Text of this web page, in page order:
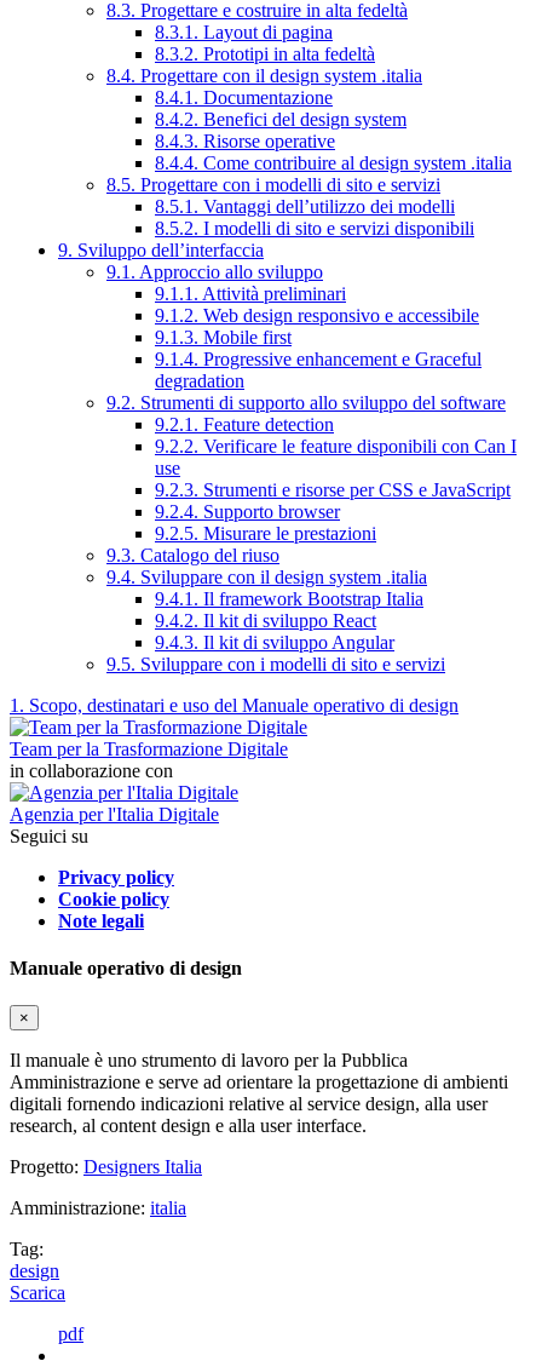
8.3. Progettare e costruire in alta fedeltà
8.3.1. Layout di pagina
8.3.2. Prototipi in alta fedeltà
8.4. Progettare con il design system .italia
8.4.1. Documentazione
8.4.2. Benefici del design system
8.4.3. Risorse operative
8.4.4. Come contribuire al design system .italia
8.5. Progettare con i modelli di sito e servizi
8.5.1. Vantaggi dell’utilizzo dei modelli
8.5.2. I modelli di sito e servizi disponibili
9. Sviluppo dell’interfaccia
9.1. Approccio allo sviluppo
9.1.1. Attività preliminari
9.1.2. Web design responsivo e accessibile
9.1.3. Mobile first
9.1.4. Progressive enhancement e Graceful
degradation
9.2. Strumenti di supporto allo sviluppo del software
9.2.1. Feature detection
9.2.2. Verificare le feature disponibili con Can I
use
9.2.3. Strumenti e risorse per CSS e JavaScript
9.2.4. Supporto browser
9.2.5. Misurare le prestazioni
9.3. Catalogo del riuso
9.4. Sviluppare con il design system .italia
9.4.1. Il framework Bootstrap Italia
9.4.2. Il kit di sviluppo React
9.4.3. Il kit di sviluppo Angular
9.5. Sviluppare con i modelli di sito e servizi
1. Scopo, destinatari e uso del Manuale operativo di design
Team per la Trasformazione Digitale
in collaborazione con
Agenzia per l'Italia Digitale
Seguici su
Privacy policy
Cookie policy
Note legali
Manuale operativo di design
×
Il manuale è uno strumento di lavoro per la Pubblica
Amministrazione e serve ad orientare la progettazione di ambienti
digitali fornendo indicazioni relative al service design, alla user
research, al content design e alla user interface.
Progetto: Designers Italia
Amministrazione: italia
Tag:
design
Scarica
pdf